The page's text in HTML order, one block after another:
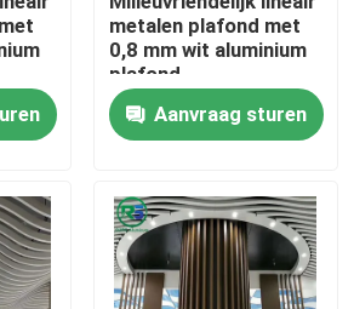
aluminiummuur
aluminiumhoningraat
metalen plafond met
0,8 mm wit aluminium
plafond
Aanvraag sturen